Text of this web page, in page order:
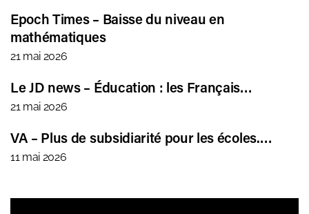
Epoch Times – Baisse du niveau en
mathématiques
21 mai 2026
Le JD news – Éducation : les Français…
21 mai 2026
VA – Plus de subsidiarité pour les écoles.…
11 mai 2026